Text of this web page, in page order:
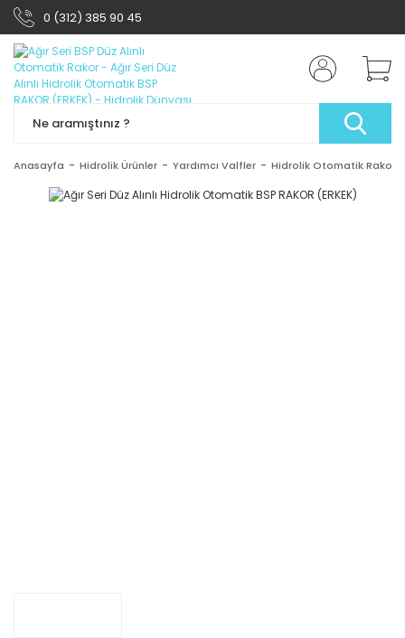
0 (312) 385 90 45
Anasayfa Hidrolik Ürünler Yardımcı Valfler Hidrolik Otomatik Rakor